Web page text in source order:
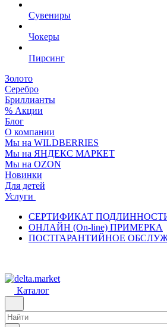
Сувениры
Чокеры
Пирсинг
Золото
Серебро
Бриллианты
% Акции
Блог
О компании
Мы на WILDBERRIES
Мы на ЯНДЕКС МАРКЕТ
Мы на OZON
Новинки
Для детей
Услуги
СЕРТИФИКАТ
ОНЛАЙН (On-line) ПРИМЕРКА
ПОСТГАРАНТИЙНОЕ
Каталог